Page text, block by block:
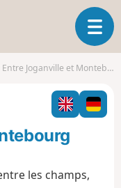
O
u
v
i
r
l
Entre Joganville et Montebourg
les champs,